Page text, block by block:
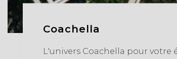
Coachella
L'univers Coachella pour votre